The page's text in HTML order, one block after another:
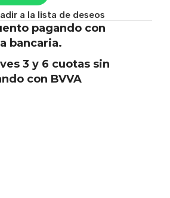
a la lista de deseos
pagando con
bancaria.
3 y 6 cuotas sin
con BVVA